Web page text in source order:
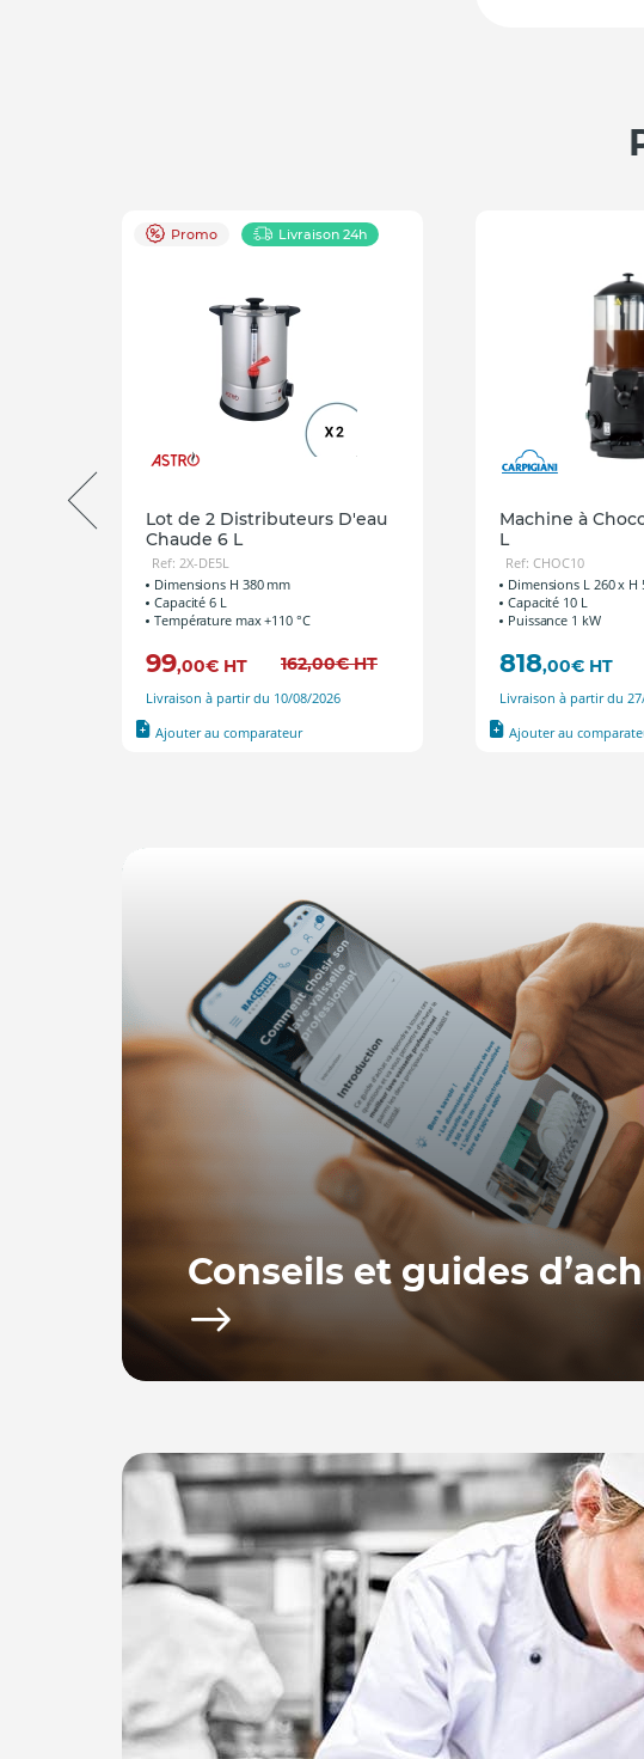
Promo Livraison 24h
Lot de 2 Distributeurs D'eau
Chaude 6 L
Ref: 2X-DE5L
Dimensions H 380 mm
Capacité 6 L
Température max +110 °C
99,00€ HT 162,00€ HT
Livraison à partir du 10/08/2026
Ajouter au comparateur
Machine à
L
Ref: CHOC10
Dimensions L 260 x H
Capacité 10 L
Puissance 1 kW
818,00€ HT
Livraison à partir du
Ajouter au
Conseils et guides
Bacchus equipements vous propose toute une série de
d’achat afin de vous fournir les conseils pour bien choisir
utiliser votre équipement.